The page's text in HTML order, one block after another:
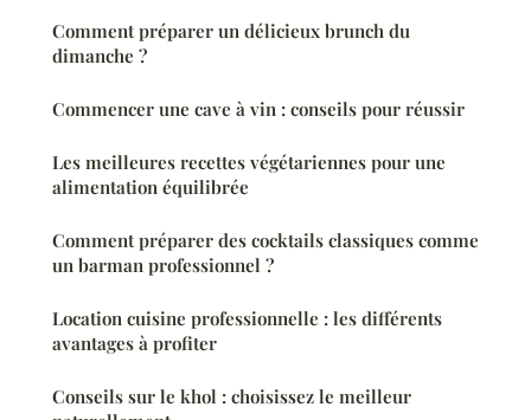
Comment préparer un délicieux brunch du
dimanche ?
Commencer une cave à vin : conseils pour réussir
Les meilleures recettes végétariennes pour une
alimentation équilibrée
Comment préparer des cocktails classiques comme
un barman professionnel ?
Location cuisine professionnelle : les différents
avantages à profiter
Conseils sur le khol : choisissez le meilleur